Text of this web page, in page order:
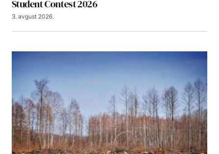
Student Contest 2026
3. avgust 2026.